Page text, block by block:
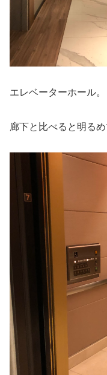
エレベーターホール。
廊下と比べると明るめ